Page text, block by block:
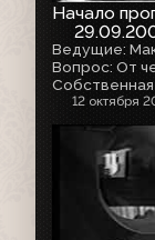
Начало
Вопрос: От
12 октября